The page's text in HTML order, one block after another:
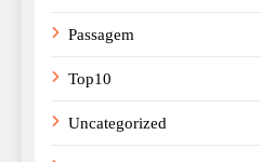
Passagem
Top10
Uncategorized